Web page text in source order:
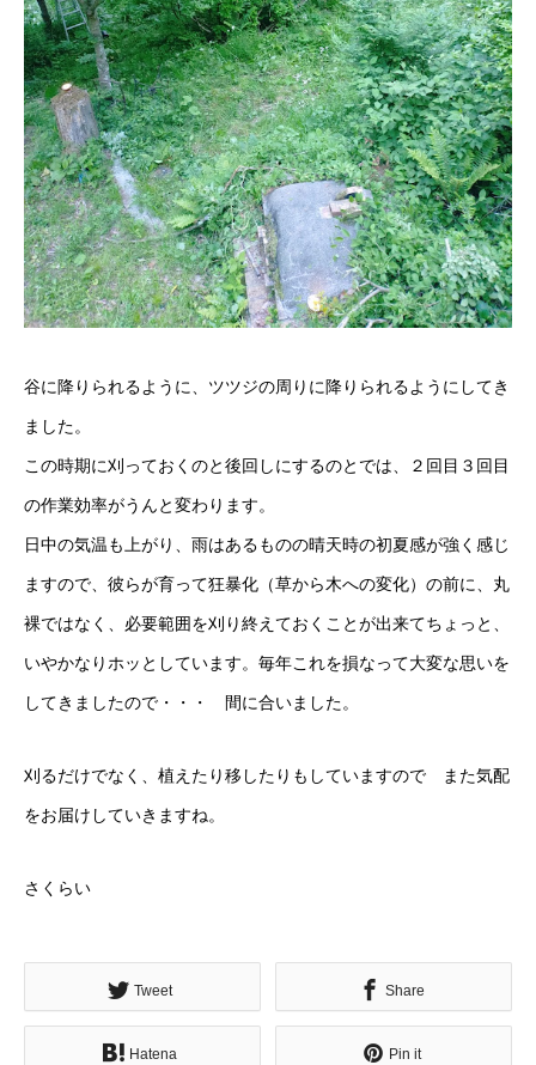
谷に降りられるように、ツツジの周りに降りられるようにしてき
ました。
この時期に刈っておくのと後回しにするのとでは、２回目３回目
の作業効率がうんと変わります。
日中の気温も上がり、雨はあるものの晴天時の初夏感が強く感じ
ますので、彼らが育って狂暴化（草から木への変化）の前に、丸
裸ではなく、必要範囲を刈り終えておくことが出来てちょっと、
いやかなりホッとしています。毎年これを損なって大変な思いを
してきましたので・・・ 間に合いました。
刈るだけでなく、植えたり移したりもしていますので また気配
をお届けしていきますね。
さくらい
Tweet Share
Hatena Pin it